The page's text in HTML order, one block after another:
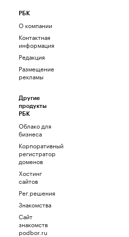
РБК
О компании
Контактная
информация
Редакция
Размещение
рекламы
Другие
продукты
РБК
Облако для
бизнеса
Корпоративный
регистратор
доменов
Хостинг
сайтов
Рег.решения
Знакомства
Сайт
знакомств
podbor.ru